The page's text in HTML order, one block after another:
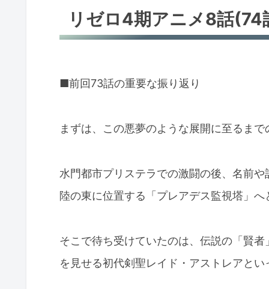
リゼロ4期アニメ8話
■前回73話の重要な振り返り
まずは、この悪夢のような展開に至るま
水門都市プリステラでの激闘の後、名前
陸の東に位置する「プレアデス監視塔」
そこで待ち受けていたのは、伝説の「賢
を見せる初代剣聖レイド・アストレアと